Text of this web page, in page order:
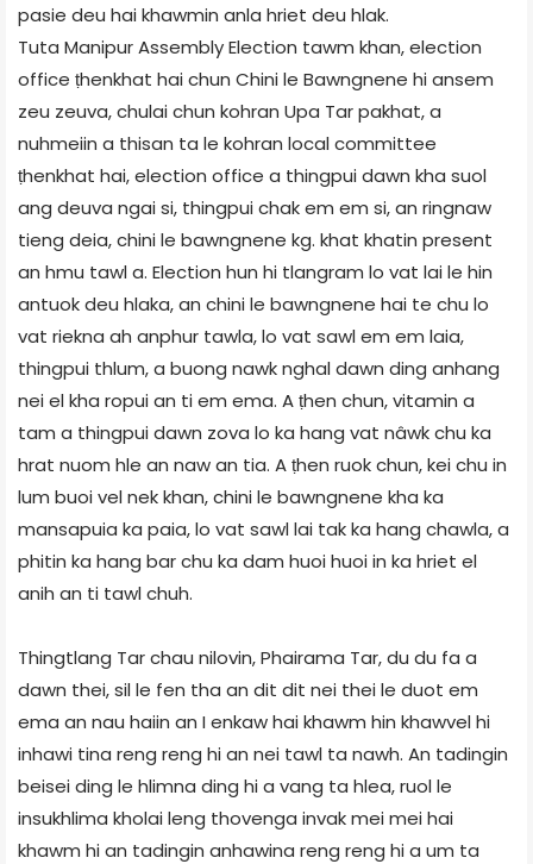
pasie deu hai khawmin anla hriet deu hlak.
Tuta Manipur Assembly Election tawm khan, election
office ṭhenkhat hai chun Chini le Bawngnene hi ansem
zeu zeuva, chulai chun kohran Upa Tar pakhat, a
nuhmeiin a thisan ta le kohran local committee
ṭhenkhat hai, election office a thingpui dawn kha suol
ang deuva ngai si, thingpui chak em em si, an ringnaw
tieng deia, chini le bawngnene kg. khat khatin present
an hmu tawl a. Election hun hi tlangram lo vat lai le hin
antuok deu hlaka, an chini le bawngnene hai te chu lo
vat riekna ah anphur tawla, lo vat sawl em em laia,
thingpui thlum, a buong nawk nghal dawn ding anhang
nei el kha ropui an ti em ema. A ṭhen chun, vitamin a
tam a thingpui dawn zova lo ka hang vat nâwk chu ka
hrat nuom hle an naw an tia. A ṭhen ruok chun, kei chu in
lum buoi vel nek khan, chini le bawngnene kha ka
mansapuia ka paia, lo vat sawl lai tak ka hang chawla, a
phitin ka hang bar chu ka dam huoi huoi in ka hriet el
anih an ti tawl chuh.
Thingtlang Tar chau nilovin, Phairama Tar, du du fa a
dawn thei, sil le fen tha an dit dit nei thei le duot em
ema an nau haiin an I enkaw hai khawm hin khawvel hi
inhawi tina reng reng hi an nei tawl ta nawh. An tadingin
beisei ding le hlimna ding hi a vang ta hlea, ruol le
insukhlima kholai leng thovenga invak mei mei hai
khawm hi an tadingin anhawina reng reng hi a um ta